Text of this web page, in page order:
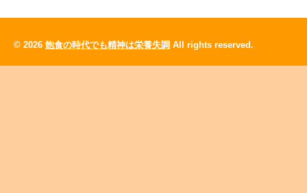
© 2026 飽食の時代でも精神は栄養失調 All rights reserved.